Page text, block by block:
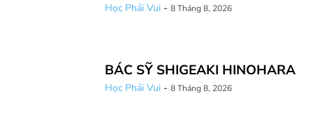
Học Phải Vui - 8 Tháng 8, 2026
BÁC SỸ SHIGEAKI HINOHARA
Học Phải Vui - 8 Tháng 8, 2026